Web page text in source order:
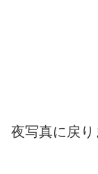
夜写真に戻り